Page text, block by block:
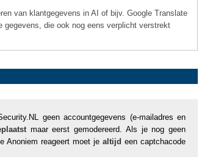
van klantgegevens in AI of bijv. Google Translate
gegevens, die ook nog eens verplicht verstrekt
geen accountgegevens (e-mailadres en
maar eerst gemodereerd. Als je nog geen
Anoniem reageert moet je altijd een captchacode